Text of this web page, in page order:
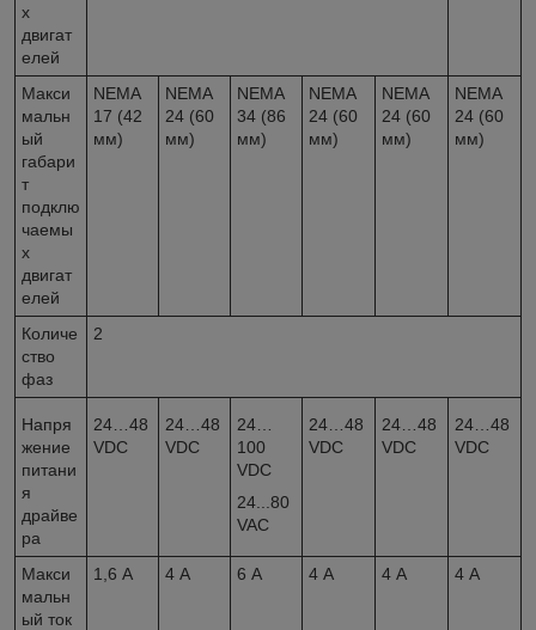
х
двигат
елей
Макси
мальн
ый
габари
т
подклю
чаемы
х
двигат
елей
NEMA
17 (42
мм)
NEMA
24 (60
мм)
NEMA
34 (86
мм)
NEMA
24 (60
мм)
NEMA
24 (60
мм)
NEMA
24 (60
мм)
Количе
ство
фаз
2
Напря
жение
питани
я
драйве
ра
24…48
VDC
24…48
VDC
24…
100
VDC
24...80
VAC
24…48
VDC
24…48
VDC
24…48
VDC
Макси
мальн
ый ток
1,6 А 4 А 6 А 4 А 4 А 4 А